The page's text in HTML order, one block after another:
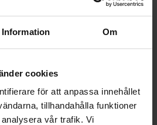
Information Om
cookies
för att anpassa innehållet
tillhandahålla funktioner
vår trafik. Vi